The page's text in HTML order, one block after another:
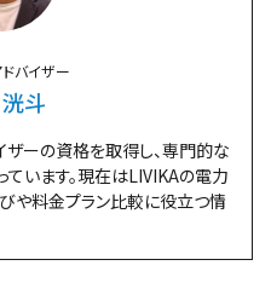
バイザー
斗
ーの資格を取得し、専門的な
います。現在はLIVIKAの電力
や料金プラン比較に役立つ情